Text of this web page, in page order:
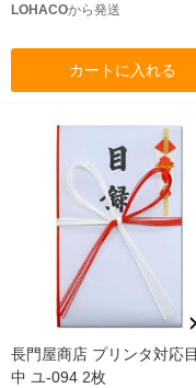
LOHACOから発送
カートに入れる
長門屋商店 プリンタ対応
中 ユ-094 2枚